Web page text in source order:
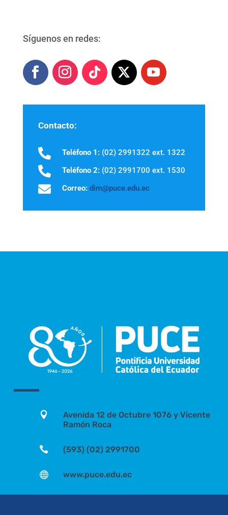
Síguenos en redes:
Contacto:
 Teléfono 1:(02) 2991322 ext. 1322
 Teléfono 2:(02) 2991700 ext. 1530
 Correo: dim@puce.edu.ec

Avenida 12 de Octubre 1076 y Vicente
Ramón Roca
 (593) (02) 2991700
 www.puce.edu.ec